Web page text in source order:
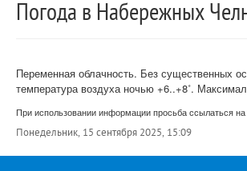
Погода в Набережных
Переменная облачность. Без существенных
температура воздуха ночью +6..+8˚.
При использовании информации просьба ссылаться
Понедельник, 15 сентября 2025, 15:09